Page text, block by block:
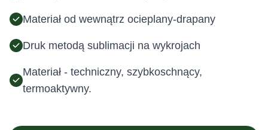
Materiał od wewnątrz ocieplany-drapany
Druk metodą sublimacji na wykrojach
Materiał - techniczny, szybkoschnący,
termoaktywny.